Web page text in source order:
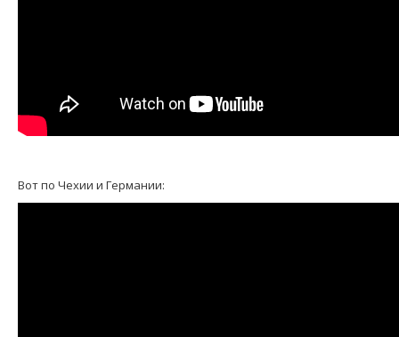
Вот по Чехии и Германии: